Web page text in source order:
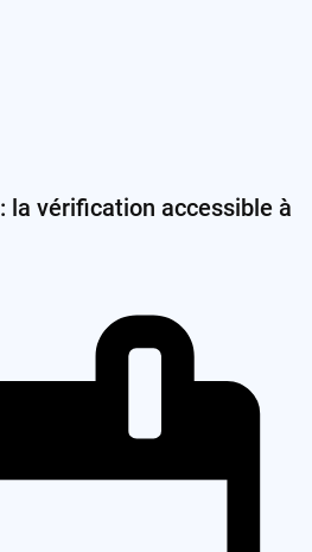
la vérification accessible à